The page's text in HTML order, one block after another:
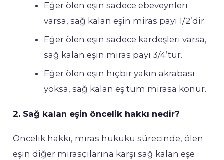
Eğer ölen eşin sadece ebeveynleri
varsa, sağ kalan eşin miras payı 1/2’dir.
Eğer ölen eşin sadece kardeşleri varsa,
sağ kalan eşin miras payı 3/4’tür.
Eğer ölen eşin hiçbir yakın akrabası
yoksa, sağ kalan eş tüm mirasa konur.
2. Sağ kalan eşin öncelik hakkı nedir?
Öncelik hakkı, miras hukuku sürecinde, ölen
eşin diğer mirasçılarına karşı sağ kalan eşe